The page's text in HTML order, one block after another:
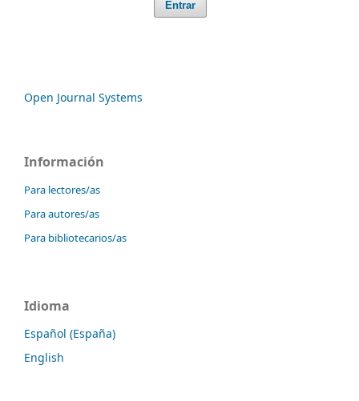
Entrar
Open Journal Systems
Información
Para lectores/as
Para autores/as
Para bibliotecarios/as
Idioma
Español (España)
English